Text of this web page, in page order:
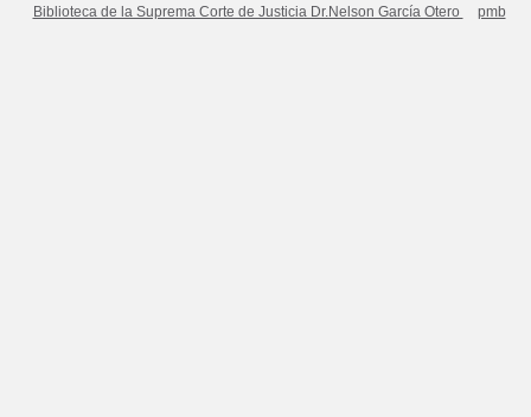
Biblioteca de la Suprema Corte de Justicia Dr.Nelson García Otero pmb